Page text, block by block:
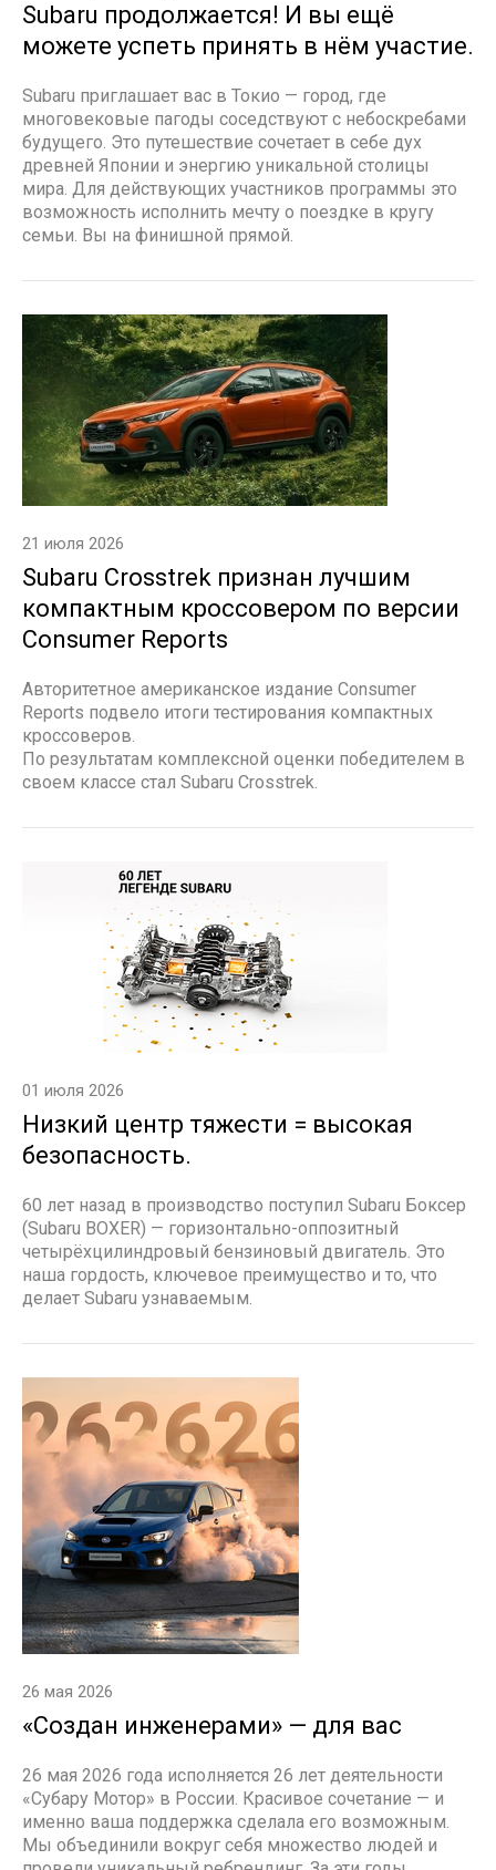
Subaru продолжается! И вы ещё
можете успеть принять в нём участие.
Subaru приглашает вас в Токио — город, где
многовековые пагоды соседствуют с небоскребами
будущего. Это путешествие сочетает в себе дух
древней Японии и энергию уникальной столицы
мира. Для действующих участников программы это
возможность исполнить мечту о поездке в кругу
семьи. Вы на финишной прямой.
21 июля 2026
Subaru Crosstrek признан лучшим
компактным кроссовером по версии
Consumer Reports
Авторитетное американское издание Consumer
Reports подвело итоги тестирования компактных
кроссоверов.
По результатам комплексной оценки победителем в
своем классе стал Subaru Crosstrek.
01 июля 2026
Низкий центр тяжести = высокая
безопасность.
60 лет назад в производство поступил Subaru Боксер
(Subaru BOXER) — горизонтально-оппозитный
четырёхцилиндровый бензиновый двигатель. Это
наша гордость, ключевое преимущество и то, что
делает Subaru узнаваемым.
26 мая 2026
«Создан инженерами» — для вас
26 мая 2026 года исполняется 26 лет деятельности
«Субару Мотор» в России. Красивое сочетание — и
именно ваша поддержка сделала его возможным.
Мы объединили вокруг себя множество людей и